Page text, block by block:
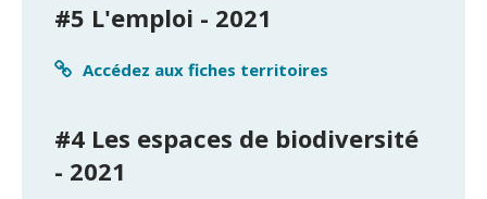
#5 L'emploi - 2021
Accédez aux fiches territoires
#4 Les espaces de biodiversité
- 2021